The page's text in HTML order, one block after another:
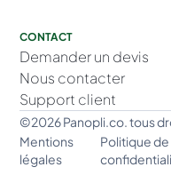
CONTACT
Demander un devis
Nous contacter
Support client
©2026 Panopli.co. tous
Mentions
légales
Politique de